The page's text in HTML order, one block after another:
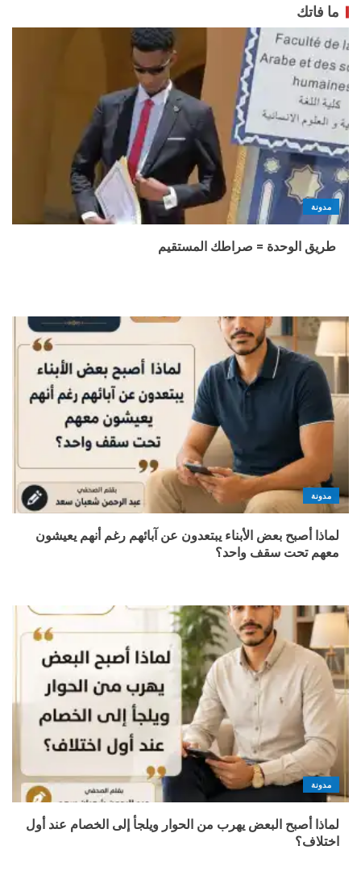
ما فاتك
مدونة
طريق الوحدة = صراطك المستقيم
مدونة
لماذا أصبح بعض الأبناء يبتعدون عن آبائهم رغم أنهم يعيشون
معهم تحت سقف واحد؟
مدونة
لماذا أصبح البعض يهرب من الحوار ويلجأ إلى الخصام عند أول
اختلاف؟